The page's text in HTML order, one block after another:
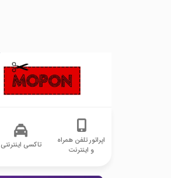
اپراتور تلفن همراه
و اینترنت
تاکسی اینترنتی